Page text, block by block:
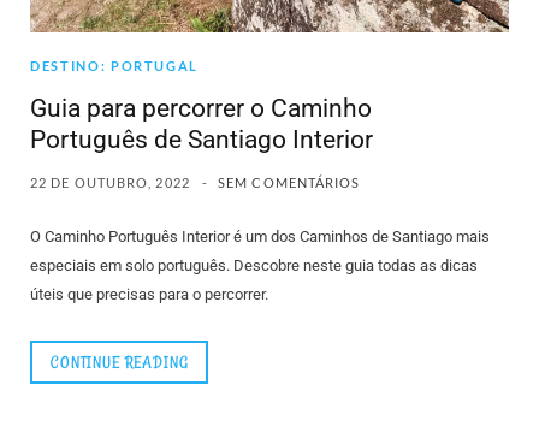
DESTINO: PORTUGAL
Guia para percorrer o Caminho
Português de Santiago Interior
22 DE OUTUBRO, 2022 SEM COMENTÁRIOS
O Caminho Português Interior é um dos Caminhos de Santiago mais
especiais em solo português. Descobre neste guia todas as dicas
úteis que precisas para o percorrer.
CONTINUE READING